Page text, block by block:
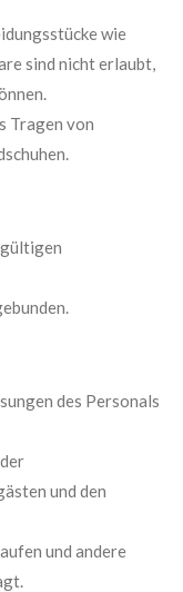
wie
sind nicht erlaubt,
Tragen von
gültigen
des Personals
und den
und andere